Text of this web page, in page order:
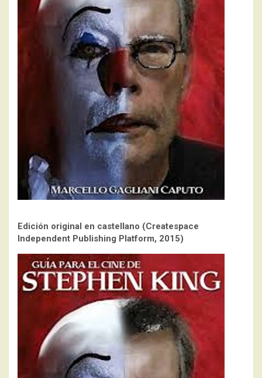
Edición original en castellano (Createspace
Independent Publishing Platform, 2015)